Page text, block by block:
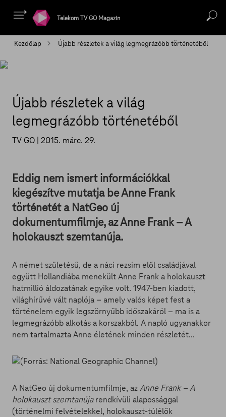
Telekom TV GO Magazin
Kezdőlap Újabb részletek a világ legmegrázóbb történetéből
Újabb részletek a világ
legmegrázóbb történetéből
TV GO | 2015. márc. 29.
Eddig nem ismert információkkal
kiegészítve mutatja be Anne Frank
történetét a NatGeo új
dokumentumfilmje, az Anne Frank – A
holokauszt szemtanúja.
A német születésű, de a náci rezsim elől családjával
együtt Hollandiába menekült Anne Frank a holokauszt
hatmillió áldozatának egyike volt. 1947-ben kiadott,
világhírűvé vált naplója – amely valós képet fest a
történelem egyik legszörnyűbb időszakáról – ma is a
legmegrázóbb alkotás a korszakból. A napló ugyanakkor
nem tartalmazta Anne életének minden részletét...
A NatGeo új dokumentumfilmje, azAnne Frank – A
holokauszt szemtanújarendkívüli alapossággal
(történelmi felvételekkel, holokauszt-túlélők